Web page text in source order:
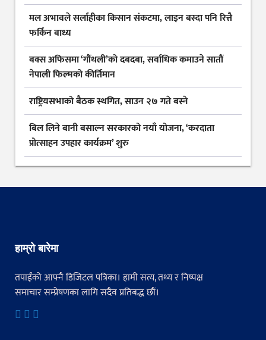
मल अभावले सर्लाहीका किसान संकटमा, लाइन बस्दा पनि रित्तै
फर्किन बाध्य
बक्स अफिसमा ‘गौंथली’को दबदबा, सर्वाधिक कमाउने सातौं
नेपाली फिल्मको कीर्तिमान
राष्ट्रियसभाको बैठक स्थगित, साउन २७ गते बस्ने
बिल लिने बानी बसाल्न सरकारको नयाँ योजना, ‘करदाता
प्रोत्साहन उपहार कार्यक्रम’ शुरु
हाम्रो बारेमा
तपाईंको आफ्नै डिजिटल पत्रिका। हामी सत्य, तथ्य र निष्पक्ष
समाचार सम्प्रेषणका लागि सदैव प्रतिबद्ध छौं।